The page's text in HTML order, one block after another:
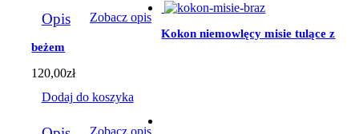
Opis Zobacz opis
Kokon niemowlęcy misie tulące z
beżem
120,00zł
Dodaj do koszyka
Zobacz opis